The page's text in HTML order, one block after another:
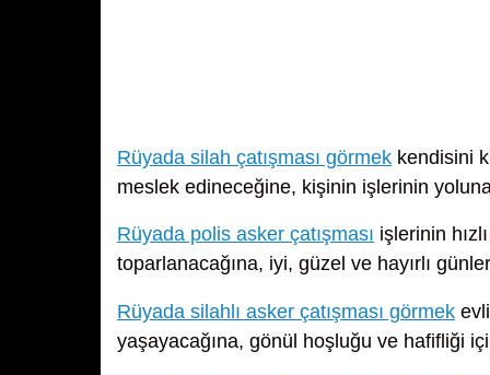
Rüyada silah çatışması görmek kendisini
meslek edineceğine, kişinin işlerinin
Rüyada polis asker çatışması işlerinin
toparlanacağına, iyi, güzel ve hayırlı
Rüyada silahlı asker çatışması görmek
yaşayacağına, gönül hoşluğu ve hafifliği